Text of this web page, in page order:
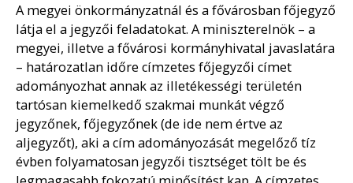
A megyei önkormányzatnál és a fővárosban főjegyző
látja el a jegyzői feladatokat. A miniszterelnök – a
megyei, illetve a fővárosi kormányhivatal javaslatára
– határozatlan időre címzetes főjegyzői címet
adományozhat annak az illetékességi területén
tartósan kiemelkedő szakmai munkát végző
jegyzőnek, főjegyzőnek (de ide nem értve az
aljegyzőt), aki a cím adományozását megelőző tíz
évben folyamatosan jegyzői tisztséget tölt be és